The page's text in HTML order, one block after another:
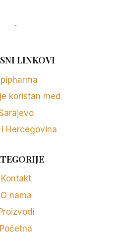
.
LINKOVI
koristan med
i Hercegovina
Kontakt
O nama
Početna